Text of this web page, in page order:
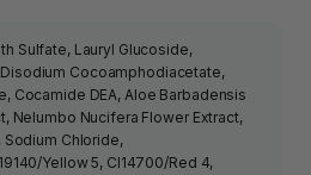
Sulfate, Lauryl Glucoside,
Cocoamphodiacetate,
Cocamide DEA, Aloe Barbadensis
Nelumbo Nucifera Flower Extract,
Sodium Chloride,
Yellow 5, CI14700/Red 4,